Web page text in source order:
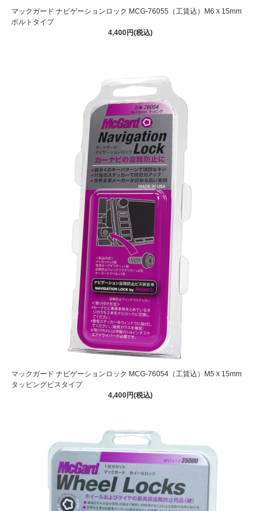
マックガード ナビゲーションロック MCG-76055（工賃込）M6Ｘ15mm
ボルトタイプ
4,400円(税込)
マックガード ナビゲーションロック MCG-76054（工賃込）M5Ｘ15mm
タッピングビスタイプ
4,400円(税込)